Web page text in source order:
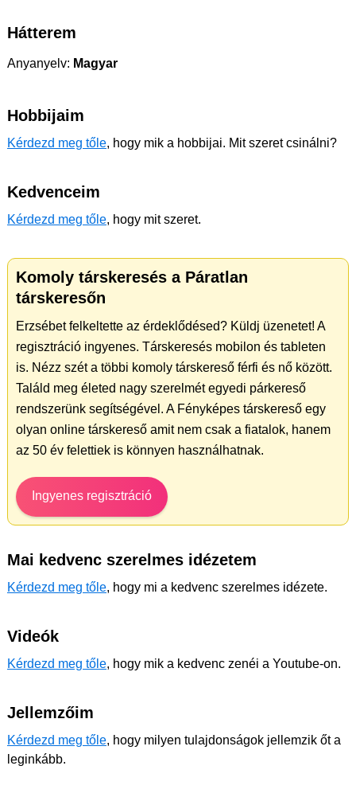
Hátterem
Anyanyelv: Magyar
Hobbijaim
Kérdezd meg tőle, hogy mik a hobbijai. Mit szeret csinálni?
Kedvenceim
Kérdezd meg tőle, hogy mit szeret.
Komoly társkeresés a Páratlan
társkeresőn
Erzsébet felkeltette az érdeklődésed? Küldj üzenetet! A
regisztráció ingyenes. Társkeresés mobilon és tableten
is. Nézz szét a többi komoly társkereső férfi és nő között.
Találd meg életed nagy szerelmét egyedi párkereső
rendszerünk segítségével. A Fényképes társkereső egy
olyan online társkereső amit nem csak a fiatalok, hanem
az 50 év felettiek is könnyen használhatnak.
Ingyenes regisztráció
Mai kedvenc szerelmes idézetem
Kérdezd meg tőle, hogy mi a kedvenc szerelmes idézete.
Videók
Kérdezd meg tőle, hogy mik a kedvenc zenéi a Youtube-on.
Jellemzőim
Kérdezd meg tőle, hogy milyen tulajdonságok jellemzik őt a
leginkább.